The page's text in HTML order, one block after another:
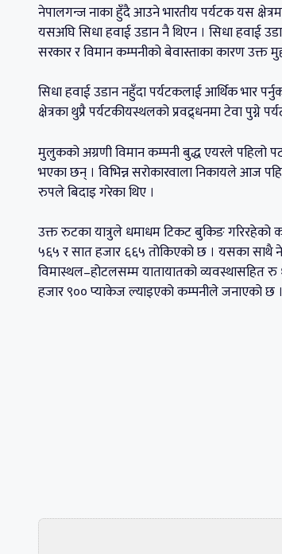
नेपालगन्ज नाका हुँदै आउने भारतीय पर्यटक यस
यसअघि सिधा हवाई उडान नै थिएन । सिधा हवाई
सरकार र विमान कम्पनीको बेवास्ताका कारण उक्त
सिधा हवाई उडान नहुँदा पर्यटकलाई आर्थिक भार
क्षेत्रका थुप्रै पर्यटकीयस्थलको प्रवद्र्धनमा टेवा पुग्ने
मुलुकको अग्रणी विमान कम्पनी बुद्ध एयरले पहिलो
भएका छन् । विभिन्न सरोकारवाला निकायले आज
रुपले बिदाइ गरेका थिए ।
उक्त रुटका यात्रुले धमाधम टिकट बुकिङ गरिरहेको
५६५ र सात हजार ६६५ तोकिएको छ । यसका साथै
विमास्थल–होटलसम्म यातायातको व्यवस्थासहित रु
हजार ९०० प्याकेज ल्याइएको कम्पनीले जनाएको छ ।